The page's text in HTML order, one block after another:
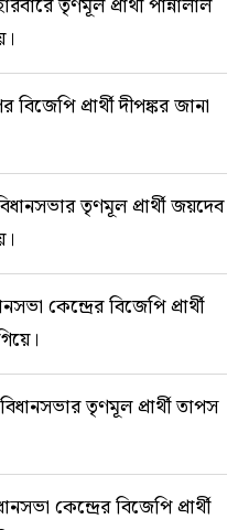
প্রার্থী দীপঙ্কর জানা
তৃণমূল প্রার্থী জয়দেব
কেন্দ্রের বিজেপি প্রার্থী
তৃণমূল প্রার্থী তাপস
কেন্দ্রের বিজেপি প্রার্থী